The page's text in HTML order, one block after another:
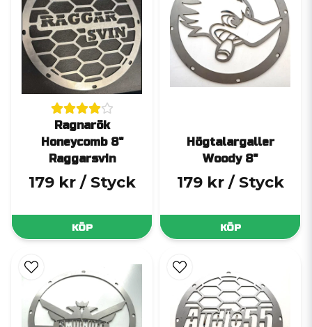
Ragnarök
Honeycomb 8"
Raggarsvin
179 kr / Styck
KÖP
Högtalargaller
Woody 8"
179 kr / Styck
KÖP